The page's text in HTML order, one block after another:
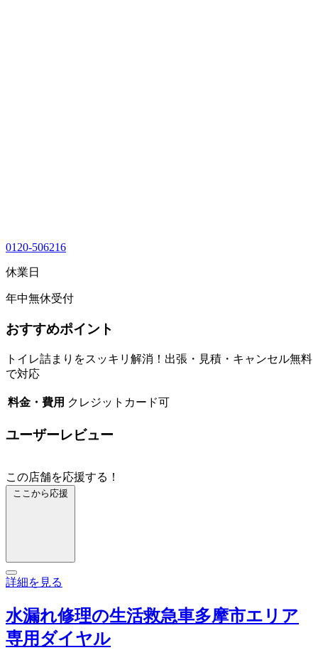
0120-506216
休業日
年中無休受付
おすすめポイント
トイレ詰まりをスッキリ解消！出張・見積・キャンセル無料
で対応
料金・費用 クレジットカード可
ユーザーレビュー
この店舗を応援する！
ここから応援
詳細を見る
水漏れ修理の生活救急車多摩市エリア
専用ダイヤル